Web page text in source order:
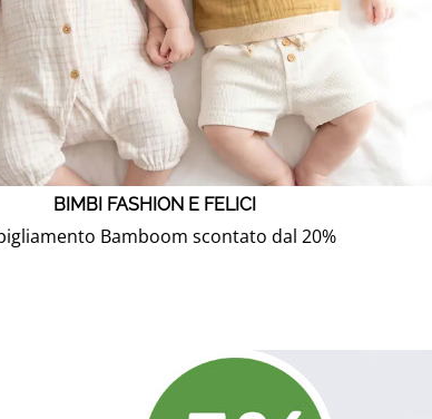
BIMBI FASHION E FELICI
Bamboom scontato dal 20%